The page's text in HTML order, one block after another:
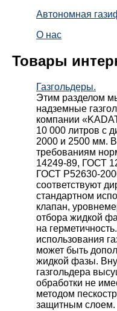
Автономная
О нас
Товары
Газгольдеры.
Этим разделом
надземные
компании
10 000 литров с
2000 и 2500 мм.
требованиям
14249-89, ГОСТ
ГОСТ Р52630-
соответствуют
стандартном
клапан,
отбора жидкой
на
использования
может быть
жидкой фазы.
газгольдера
обработки не
методом
защитным слоем.